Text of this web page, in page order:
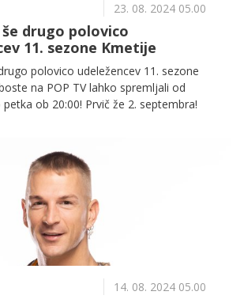
23. 08. 2024 05.00
drugo polovico
11. sezone Kmetije
polovico udeležencev 11. sezone
na POP TV lahko spremljali od
ob 20:00! Prvič že 2. septembra!
14. 08. 2024 05.00